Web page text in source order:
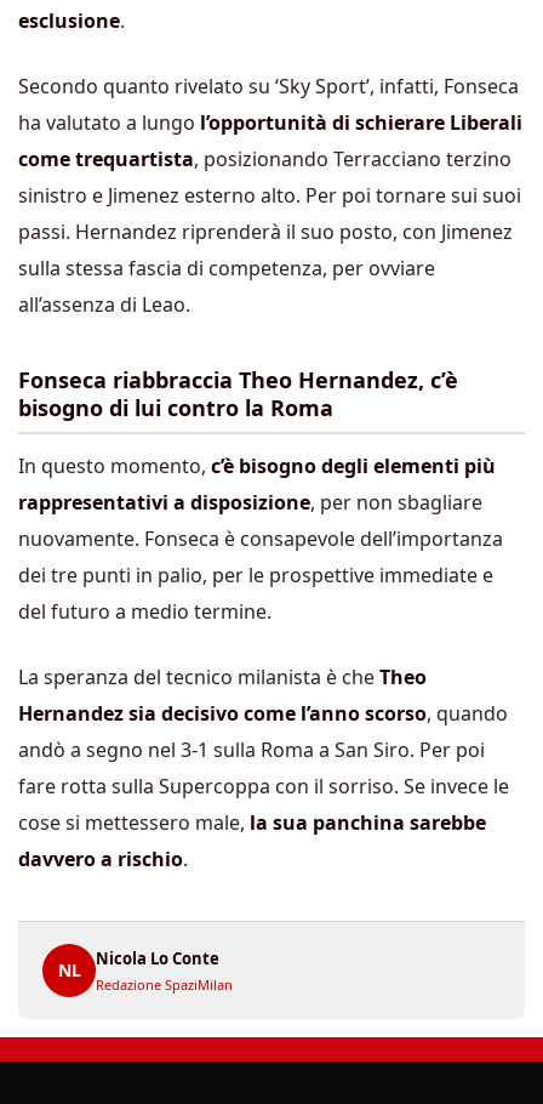
esclusione.
Secondo quanto rivelato su ‘Sky Sport’, infatti, Fonseca
ha valutato a lungo l’opportunità di schierare Liberali
come trequartista, posizionando Terracciano terzino
sinistro e Jimenez esterno alto. Per poi tornare sui suoi
passi. Hernandez riprenderà il suo posto, con Jimenez
sulla stessa fascia di competenza, per ovviare
all’assenza di Leao.
Fonseca riabbraccia Theo Hernandez, c’è
bisogno di lui contro la Roma
In questo momento, c’è bisogno degli elementi più
rappresentativi a disposizione, per non sbagliare
nuovamente. Fonseca è consapevole dell’importanza
dei tre punti in palio, per le prospettive immediate e
del futuro a medio termine.
La speranza del tecnico milanista è cheTheo
Hernandez sia decisivo come l’anno scorso, quando
andò a segno nel 3-1 sulla Roma a San Siro. Per poi
fare rotta sulla Supercoppa con il sorriso. Se invece le
cose si mettessero male, la sua panchina sarebbe
davvero a rischio.
NL
Nicola Lo Conte
Redazione SpaziMilan